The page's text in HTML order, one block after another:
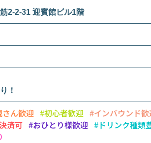
2-2-31 迎賓館ビル1階
！
ん歓迎 #初心者歓迎 #インバウンド
済可 #おひとり様歓迎 #ドリンク種類